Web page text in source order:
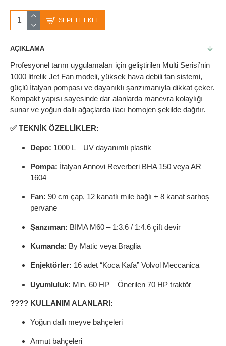
SEPETE EKLE
AÇIKLAMA
Profesyonel tarım uygulamaları için geliştirilen Multi Serisi’nin
1000 litrelik Jet Fan modeli, yüksek hava debili fan sistemi,
güçlü İtalyan pompası ve dayanıklı şanzımanıyla dikkat çeker.
Kompakt yapısı sayesinde dar alanlarda manevra kolaylığı
sunar ve yoğun dallı ağaçlarda ilacı homojen şekilde dağıtır.
✅ TEKNİK ÖZELLİKLER:
Depo: 1000 L – UV dayanımlı plastik
Pompa: İtalyan Annovi Reverberi BHA 150 veya AR
1604
Fan: 90 cm çap, 12 kanatlı mile bağlı + 8 kanat sarhoş
pervane
Şanzıman: BIMA M60 – 1:3.6 / 1:4.6 çift devir
Kumanda: By Matic veya Braglia
Enjektörler: 16 adet “Koca Kafa” Volvol Meccanica
Uyumluluk: Min. 60 HP – Önerilen 70 HP traktör
???? KULLANIM ALANLARI:
Yoğun dallı meyve bahçeleri
Armut bahçeleri